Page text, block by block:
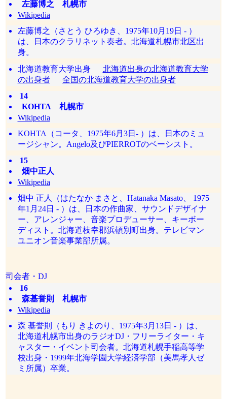
左藤博之 札幌市
Wikipedia
左藤博之（さとう ひろゆき、1975年10月19日 - ）
は、日本のクラリネット奏者。北海道札幌市北区出
身。
北海道教育大学出身 北海道出身の北海道教育大学
の出身者
全国の北海道教育大学の出身者
14
KOHTA 札幌市
Wikipedia
KOHTA（コータ、1975年6月3日- ）は、日本のミュ
ージシャン。Angelo及びPIERROTのベーシスト。
15
畑中正人
Wikipedia
畑中 正人（はたなか まさと、Hatanaka Masato、 1975
年1月24日 - ）は、日本の作曲家、サウンドデザイナ
ー、アレンジャー、音楽プロデューサー、キーボー
ディスト。北海道枝幸郡浜頓別町出身。テレビマン
ユニオン音楽事業部所属。
司会者・DJ
16
森基誉則 札幌市
Wikipedia
森 基誉則（もり きよのり、1975年3月13日 - ）は、
北海道札幌市出身のラジオDJ・フリーライター・キ
ャスター・イベント司会者。北海道札幌手稲高等学
校出身・1999年北海学園大学経済学部（美馬孝人ゼ
ミ所属）卒業。